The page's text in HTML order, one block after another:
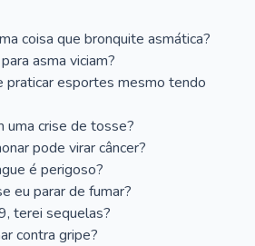
coisa que bronquite asmática?
asma viciam?
praticar esportes mesmo tendo
uma crise de tosse?
pode virar câncer?
é perigoso?
eu parar de fumar?
terei sequelas?
contra gripe?